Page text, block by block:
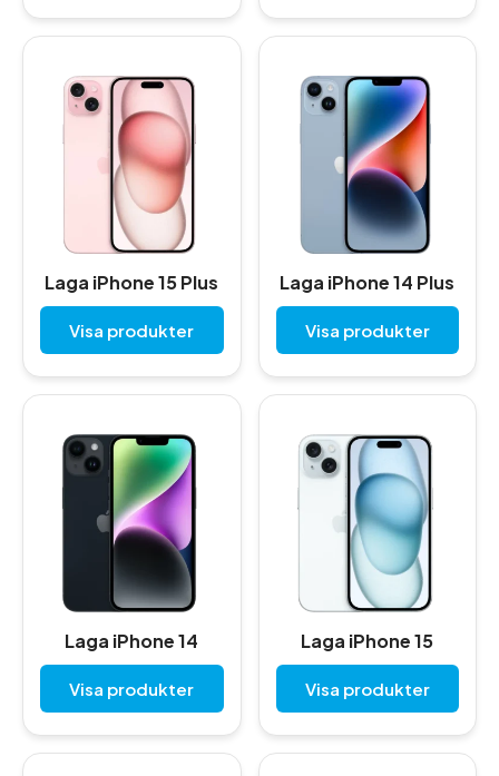
Laga iPhone 15 Plus
Visa produkter
Laga iPhone 14 Plus
Visa produkter
Laga iPhone 14
Visa produkter
Laga iPhone 15
Visa produkter